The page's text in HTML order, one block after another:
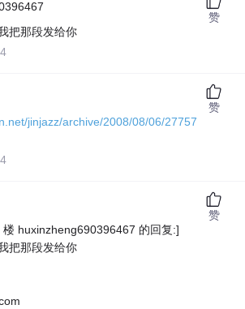
把那段发给你
赞
jinjazz/archive/2008/08/06/27757
赞
楼 huxinzheng690396467 的回复:]
把那段发给你
赞